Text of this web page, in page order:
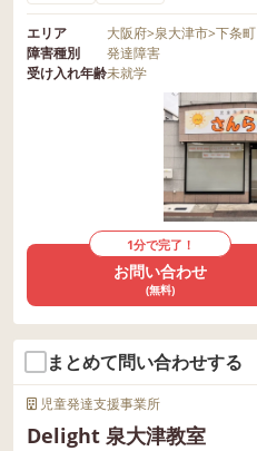
エリア 大阪府>泉大津市>下条町
障害種別
発達障害
受け入れ年齢未就学
1分で完了！
お問い合わせ
(無料)
まとめて問い合わせする
児童発達支援事業所
Delight 泉大津教室